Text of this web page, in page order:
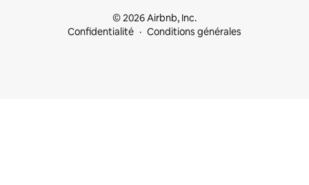
© 2026 Airbnb, Inc.
Confidentialité
Conditions générales